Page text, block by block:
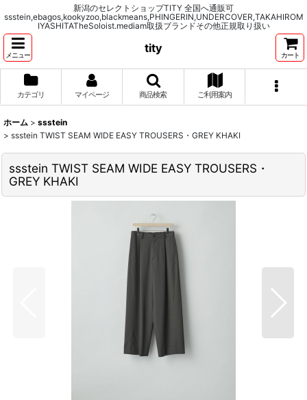
新潟のセレクトショップTITY 全国へ通販可
ssstein,ebagos,kookyzoo,blackmeans,PHINGERIN,UNDERCOVER,TAKAHIROM
IYASHITATheSoloist.mediam取扱ブランドその他正規取り扱い
メニュー
tity
カート
カテゴリ マイページ 商品検索 ご利用案内
ホーム > ssstein
> ssstein TWIST SEAM WIDE EASY TROUSERS・GREY KHAKI
ssstein TWIST SEAM WIDE EASY TROUSERS・
GREY KHAKI